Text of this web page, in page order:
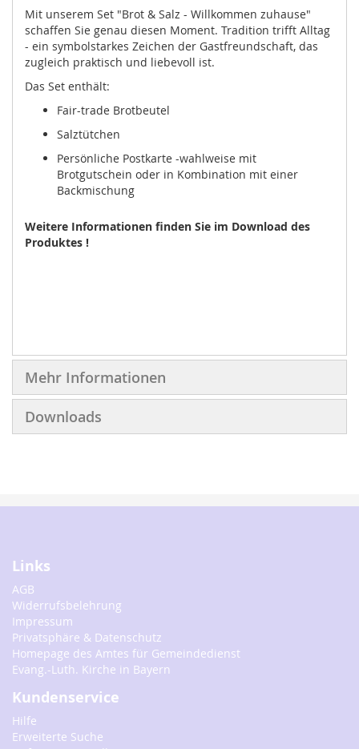
Mit unserem Set "Brot & Salz - Willkommen zuhause"
schaffen Sie genau diesen Moment. Tradition trifft Alltag
- ein symbolstarkes Zeichen der Gastfreundschaft, das
zugleich praktisch und liebevoll ist.
Das Set enthält:
Fair-trade Brotbeutel
Salztütchen
Persönliche Postkarte -wahlweise mit
Brotgutschein oder in Kombination mit einer
Backmischung
Weitere Informationen finden Sie im Download des
Produktes !
Mehr Informationen
Downloads
Links
AGB
Widerrufsbelehrung
Impressum
Privatsphäre & Datenschutz
Homepage des Amtes für Gemeindedienst
Evang.-Luth. Kirche in Bayern
Kundenservice
Hilfe
Erweiterte Suche